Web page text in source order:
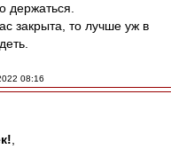
держаться.
закрыта, то лучше уж в
08:16